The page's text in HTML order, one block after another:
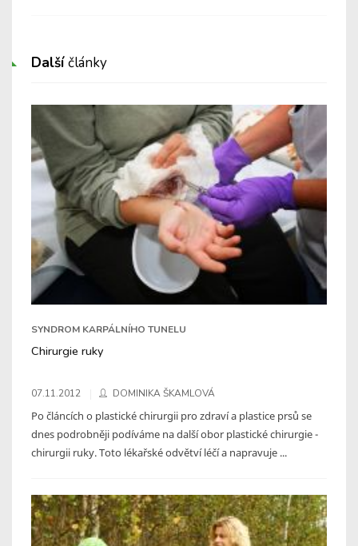
Dalšíčlánky
SYNDROM KARPÁLNÍHO TUNELU
Chirurgie ruky
07.11.2012 DOMINIKA ŠKAMLOVÁ
Po článcích o plastické chirurgii pro zdraví a plastice prsů se
dnes podrobněji podíváme na další obor plastické chirurgie -
chirurgii ruky. Toto lékařské odvětví léčí a napravuje ...